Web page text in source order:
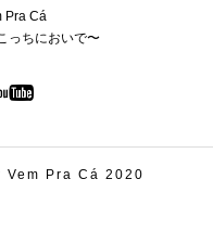
Pra Cá
っちにおいで〜
Pra Cá 2020